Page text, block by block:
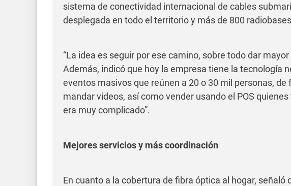
sistema de conectividad internacional de cables
desplegada en todo el territorio y más de 800
“La idea es seguir por ese camino, sobre todo dar
Además, indicó que hoy la empresa tiene la tecnología
eventos masivos que reúnen a 20 o 30 mil personas, de
mandar videos, así como vender usando el POS
era muy complicado”.
Mejores servicios y más coordinación
En cuanto a la cobertura de fibra óptica al hogar, señaló